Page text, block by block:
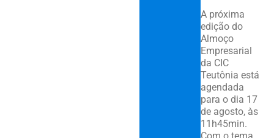
A próxima
edição do
Almoço
Empresarial
da CIC
Teutônia está
agendada
para o dia 17
de agosto, às
11h45min.